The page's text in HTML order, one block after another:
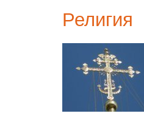
Религия